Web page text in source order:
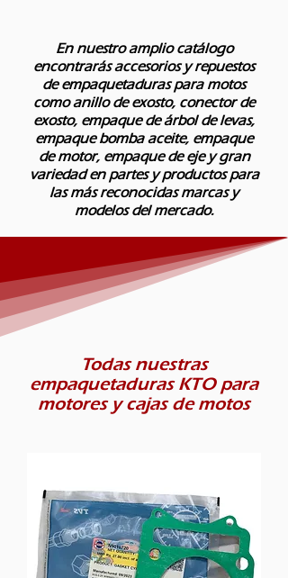
En nuestro amplio catálogo
encontrarás accesorios y repuestos
de empaquetaduras para motos
como anillo de exosto, conector de
exosto, empaque de árbol de levas,
empaque bomba aceite, empaque
de motor, empaque de eje y gran
variedad en partes y productos para
las más reconocidas marcas y
modelos del mercado.​
Todas nuestras
empaquetaduras KTO para
motores y cajas de motos